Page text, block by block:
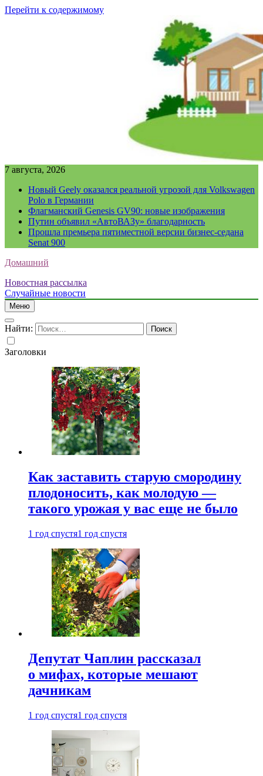
Перейти к содержимому
7 августа, 2026
Новый Geely оказался реальной угрозой для Volkswagen
Polo в Германии
Флагманский Genesis GV90: новые изображения
Путин объявил «АвтоВАЗу» благодарность
Прошла премьера пятиместной версии бизнес-седана
Senat 900
Домашний
Новостная рассылка
Случайные новости
Меню
Найти:
Заголовки
Как заставить старую смородину
плодоносить, как молодую —
такого урожая у вас еще не было
1 год спустя1 год спустя
Депутат Чаплин рассказал
о мифах, которые мешают
дачникам
1 год спустя1 год спустя